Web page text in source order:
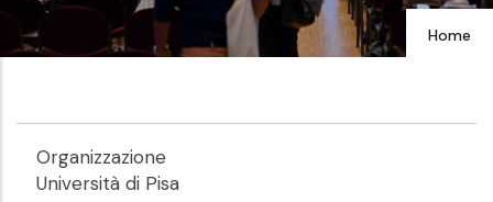
Home
Organizzazione
Università di Pisa